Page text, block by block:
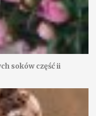
soków część ii